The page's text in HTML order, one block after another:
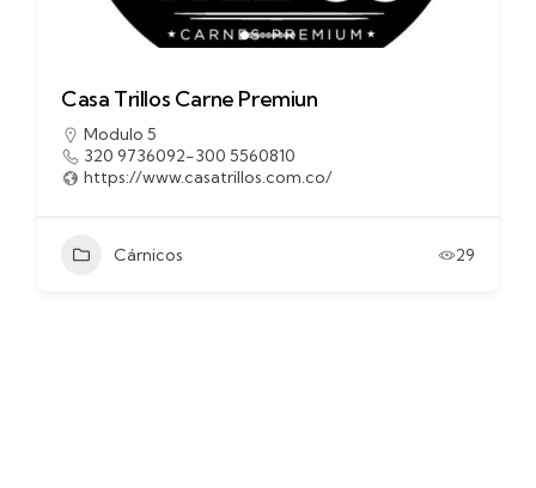
Casa Trillos Carne Premiun
Modulo 5
320 9736092-300 5560810
https://www.casatrillos.com.co/
Cárnicos 29